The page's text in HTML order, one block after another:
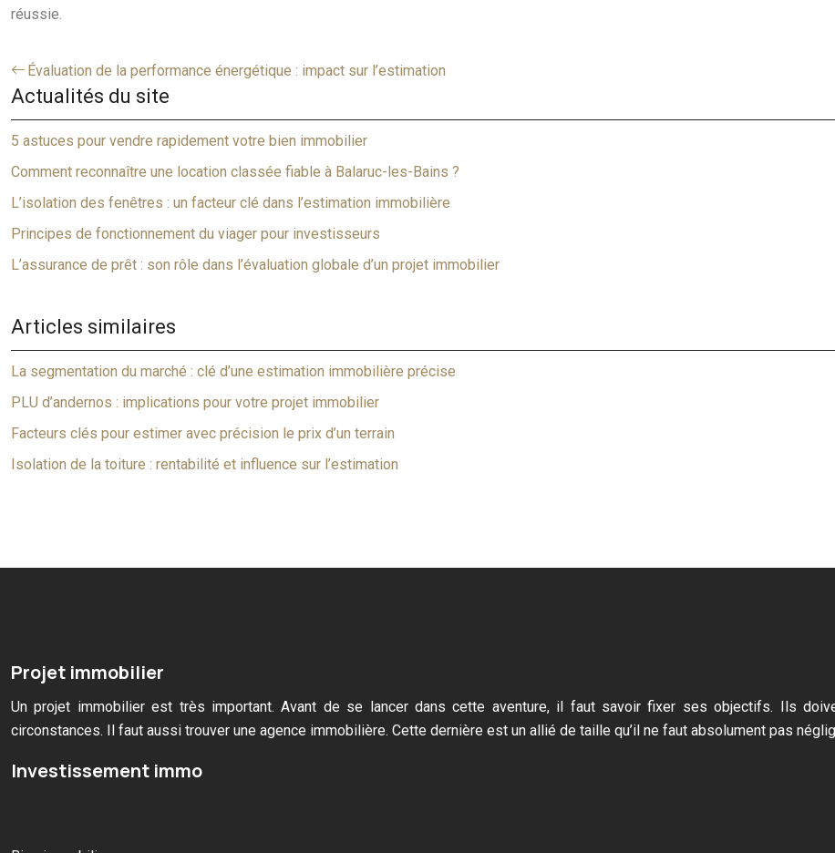
réussie.
Évaluation de la performance énergétique : impact sur l’estimation
Actualités du site
5 astuces pour vendre rapidement votre bien immobilier
Comment reconnaître une location classée fiable à Balaruc-les-Bains ?
L’isolation des fenêtres : un facteur clé dans l’estimation immobilière
Principes de fonctionnement du viager pour investisseurs
L’assurance de prêt : son rôle dans l’évaluation globale d’un projet immobilier
Articles similaires
La segmentation du marché : clé d’une estimation immobilière précise
PLU d’andernos : implications pour votre projet immobilier
Facteurs clés pour estimer avec précision le prix d’un terrain
Isolation de la toiture : rentabilité et influence sur l’estimation
Projet immobilier
Un projet immobilier est très important. Avant de se lancer dans cette aventure, il faut savoir fixer ses objectifs. Ils
circonstances. Il faut aussi trouver une agence immobilière. Cette dernière est un allié de taille qu’il ne faut absolument pas
Investissement immo